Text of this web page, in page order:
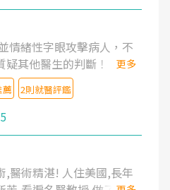
情緒性字眼攻擊病人，不
其他醫生的判斷！
更多
薦 2則就醫評鑑
,醫術精湛! 人住美國,長年